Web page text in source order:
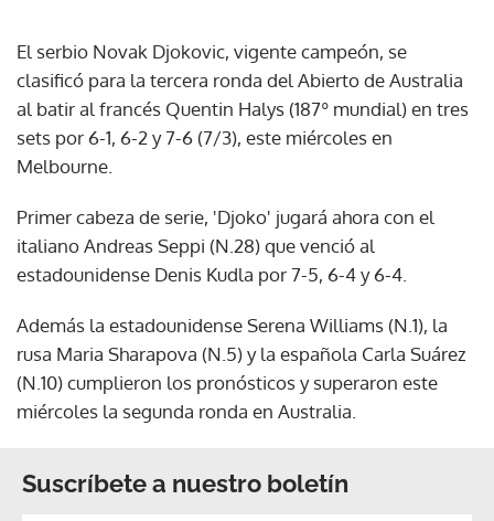
El serbio Novak Djokovic, vigente campeón, se
clasificó para la tercera ronda del Abierto de Australia
al batir al francés Quentin Halys (187º mundial) en tres
sets por 6-1, 6-2 y 7-6 (7/3), este miércoles en
Melbourne.
Primer cabeza de serie, 'Djoko' jugará ahora con el
italiano Andreas Seppi (N.28) que venció al
estadounidense Denis Kudla por 7-5, 6-4 y 6-4.
Además la estadounidense Serena Williams (N.1), la
rusa Maria Sharapova (N.5) y la española Carla Suárez
(N.10) cumplieron los pronósticos y superaron este
miércoles la segunda ronda en Australia.
Suscríbete a nuestro boletín